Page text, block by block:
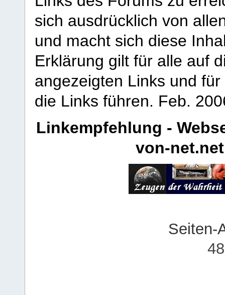
sich ausdrücklich von
und macht sich diese
Erklärung gilt für alle auf
angezeigten Links und
die Links führen. Feb.
Linkempfehlung -
von-net.net
Seiten-